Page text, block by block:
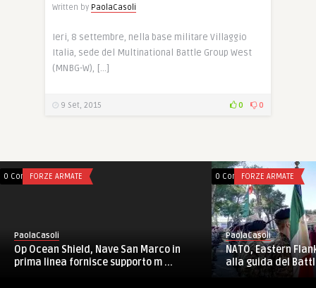
Written by PaolaCasoli
Ieri, 8 settembre, nella base militare Villaggio
Italia, sede del Multinational Battle Group West
(MNBG-W), […]
9 Set, 2015 0 0
0 CommentsFORZE ARMATE
PaolaCasoli
Op Ocean Shield, Nave San Marco in
prima linea fornisce supporto m ...
0 CommentsFORZE ARMATE
PaolaCasoli
NATO, Eastern
alla guida del